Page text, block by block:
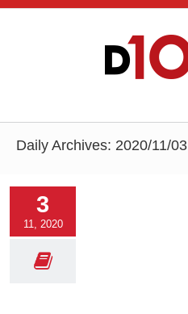
Daily Archives: 2020/11/03
3
11, 2020